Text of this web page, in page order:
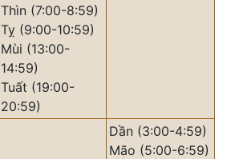
Thìn (7:00-8:59)
Tỵ (9:00-10:59)
Mùi (13:00-
14:59)
Tuất (19:00-
20:59)
Dần (3:00-4:59)
Mão (5:00-6:59)